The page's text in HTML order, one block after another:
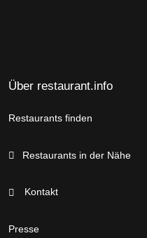
Über restaurant.info
Restaurants finden
Restaurants in der Nähe
Kontakt
Presse